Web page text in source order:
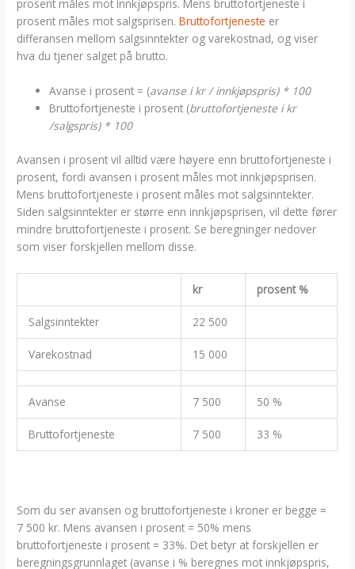
prosent måles mot innkjøpspris. Mens bruttofortjeneste i
prosent måles mot salgsprisen.Bruttofortjeneste er
differansen mellom salgsinntekter og varekostnad, og viser
hva du tjener salget på brutto.
Avanse i prosent = (avanse i kr / innkjøpspris) * 100
Bruttofortjeneste i prosent (bruttofortjeneste i kr
/salgspris) * 100
Avansen i prosent vil alltid være høyere enn bruttofortjeneste i
prosent, fordi avansen i prosent måles mot innkjøpsprisen.
Mens bruttofortjeneste i prosent måles mot salgsinntekter.
Siden salgsinntekter er større enn innkjøpsprisen, vil dette fører
mindre bruttofortjeneste i prosent. Se beregninger nedover
som viser forskjellen mellom disse.
kr prosent %
Salgsinntekter 22 500
Varekostnad 15 000
Avanse 7 500 50 %
Bruttofortjeneste 7 500 33 %
Som du ser avansen og bruttofortjeneste i kroner er begge =
7 500 kr. Mens avansen i prosent = 50% mens
bruttofortjeneste i prosent = 33%. Det betyr at forskjellen er
beregningsgrunnlaget (avanse i % beregnes mot innkjøpspris,